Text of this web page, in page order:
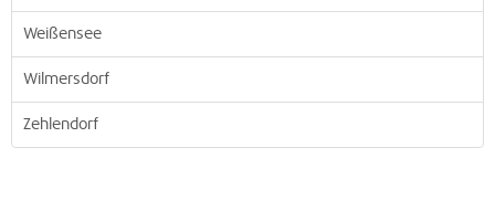
Weißensee
Wilmersdorf
Zehlendorf